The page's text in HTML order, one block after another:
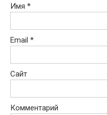
Имя *
Email *
Сайт
Комментарий